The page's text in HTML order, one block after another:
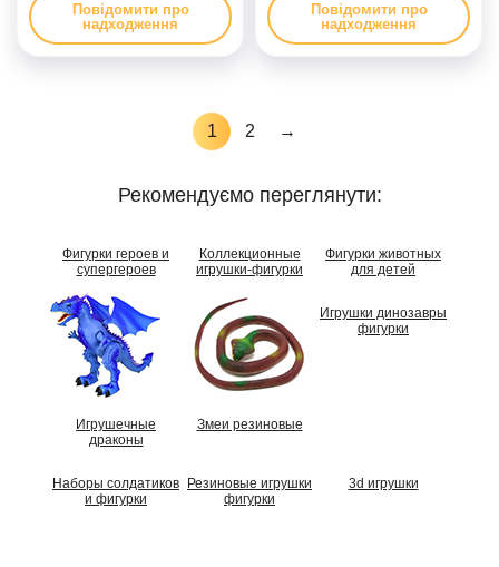
Повідомити про
надходження
Повідомити про
надходження
1 2 →
Рекомендуємо переглянути:
Фигурки героев и
супергероев
Коллекционные
игрушки-фигурки
Фигурки животных
для детей
Игрушечные
драконы
Змеи резиновые
Игрушки динозавры
фигурки
Наборы солдатиков
и фигурки
Резиновые игрушки
фигурки
3d игрушки